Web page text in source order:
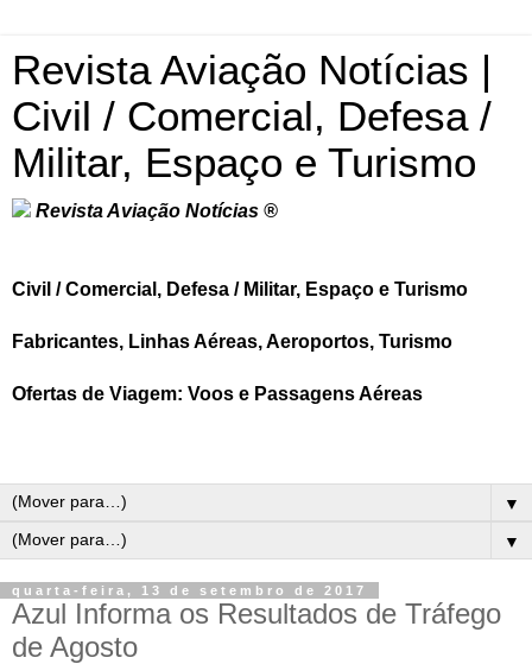
Revista Aviação Notícias |
Civil / Comercial, Defesa /
Militar, Espaço e Turismo
Revista Aviação Notícias ®
Civil / Comercial, Defesa / Militar, Espaço e Turismo
Fabricantes, Linhas Aéreas, Aeroportos, Turismo
Ofertas de Viagem: Voos e Passagens Aéreas
▼
▼
quarta-feira, 13 de setembro de 2017
Azul Informa os Resultados de Tráfego
de Agosto